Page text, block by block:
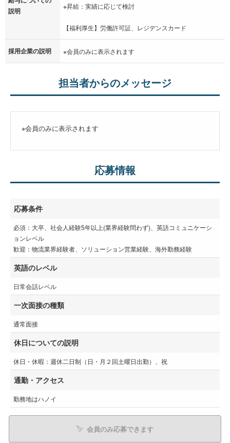
説明
※昇給：実績に応じて検討
【福利厚生】労働許可証、レジデンスカード
採用企業の説明 ※会員のみに表示されます
担当者からのメッセージ
※会員のみに表示されます
応募情報
応募条件
必須：大卒、社会人経験5年以上(業界経験問わず)、英語コミュニケーシ
ョンレベル
歓迎：物流業界経験者、ソリューション営業経験、海外勤務経験
英語のレベル
日常会話レベル
一次面接の種類
通常面接
休日についての説明
休日・休暇：週休二日制（日・月２回土曜日出勤）、祝
通勤・アクセス
勤務地はハノイ
会員のみ応募できます